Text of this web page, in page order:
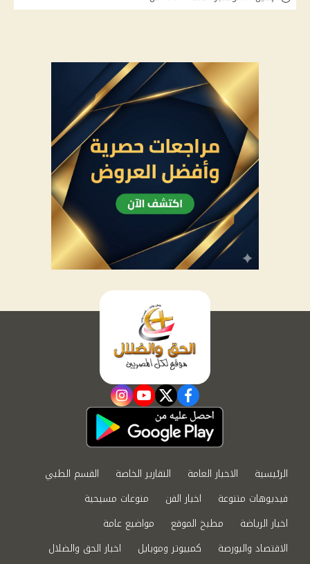
facebook
twitter
youtube
instagram
الرئيسية الاخبار العامة التقارير الخاصة
القسم الطبي
فيديوهات متنوعة
اخبار الفن
منوعات مسيحية
اخبار الرياضة
مطبخ الموقع
مواضيع عامة
الاقتصاد والبورصة
كمبيوتر وموبايل اخبار الحق والضلال